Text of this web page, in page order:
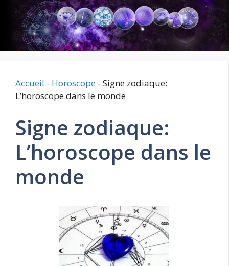
contenu
Accueil - Horoscope - Signe zodiaque:
L’horoscope dans le monde
Signe zodiaque:
L’horoscope dans le
monde